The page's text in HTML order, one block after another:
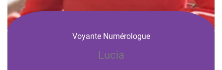
Voyante Numérologue
Lucia